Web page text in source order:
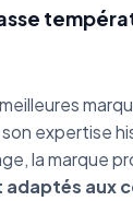
expertise
la marque
adaptés aux